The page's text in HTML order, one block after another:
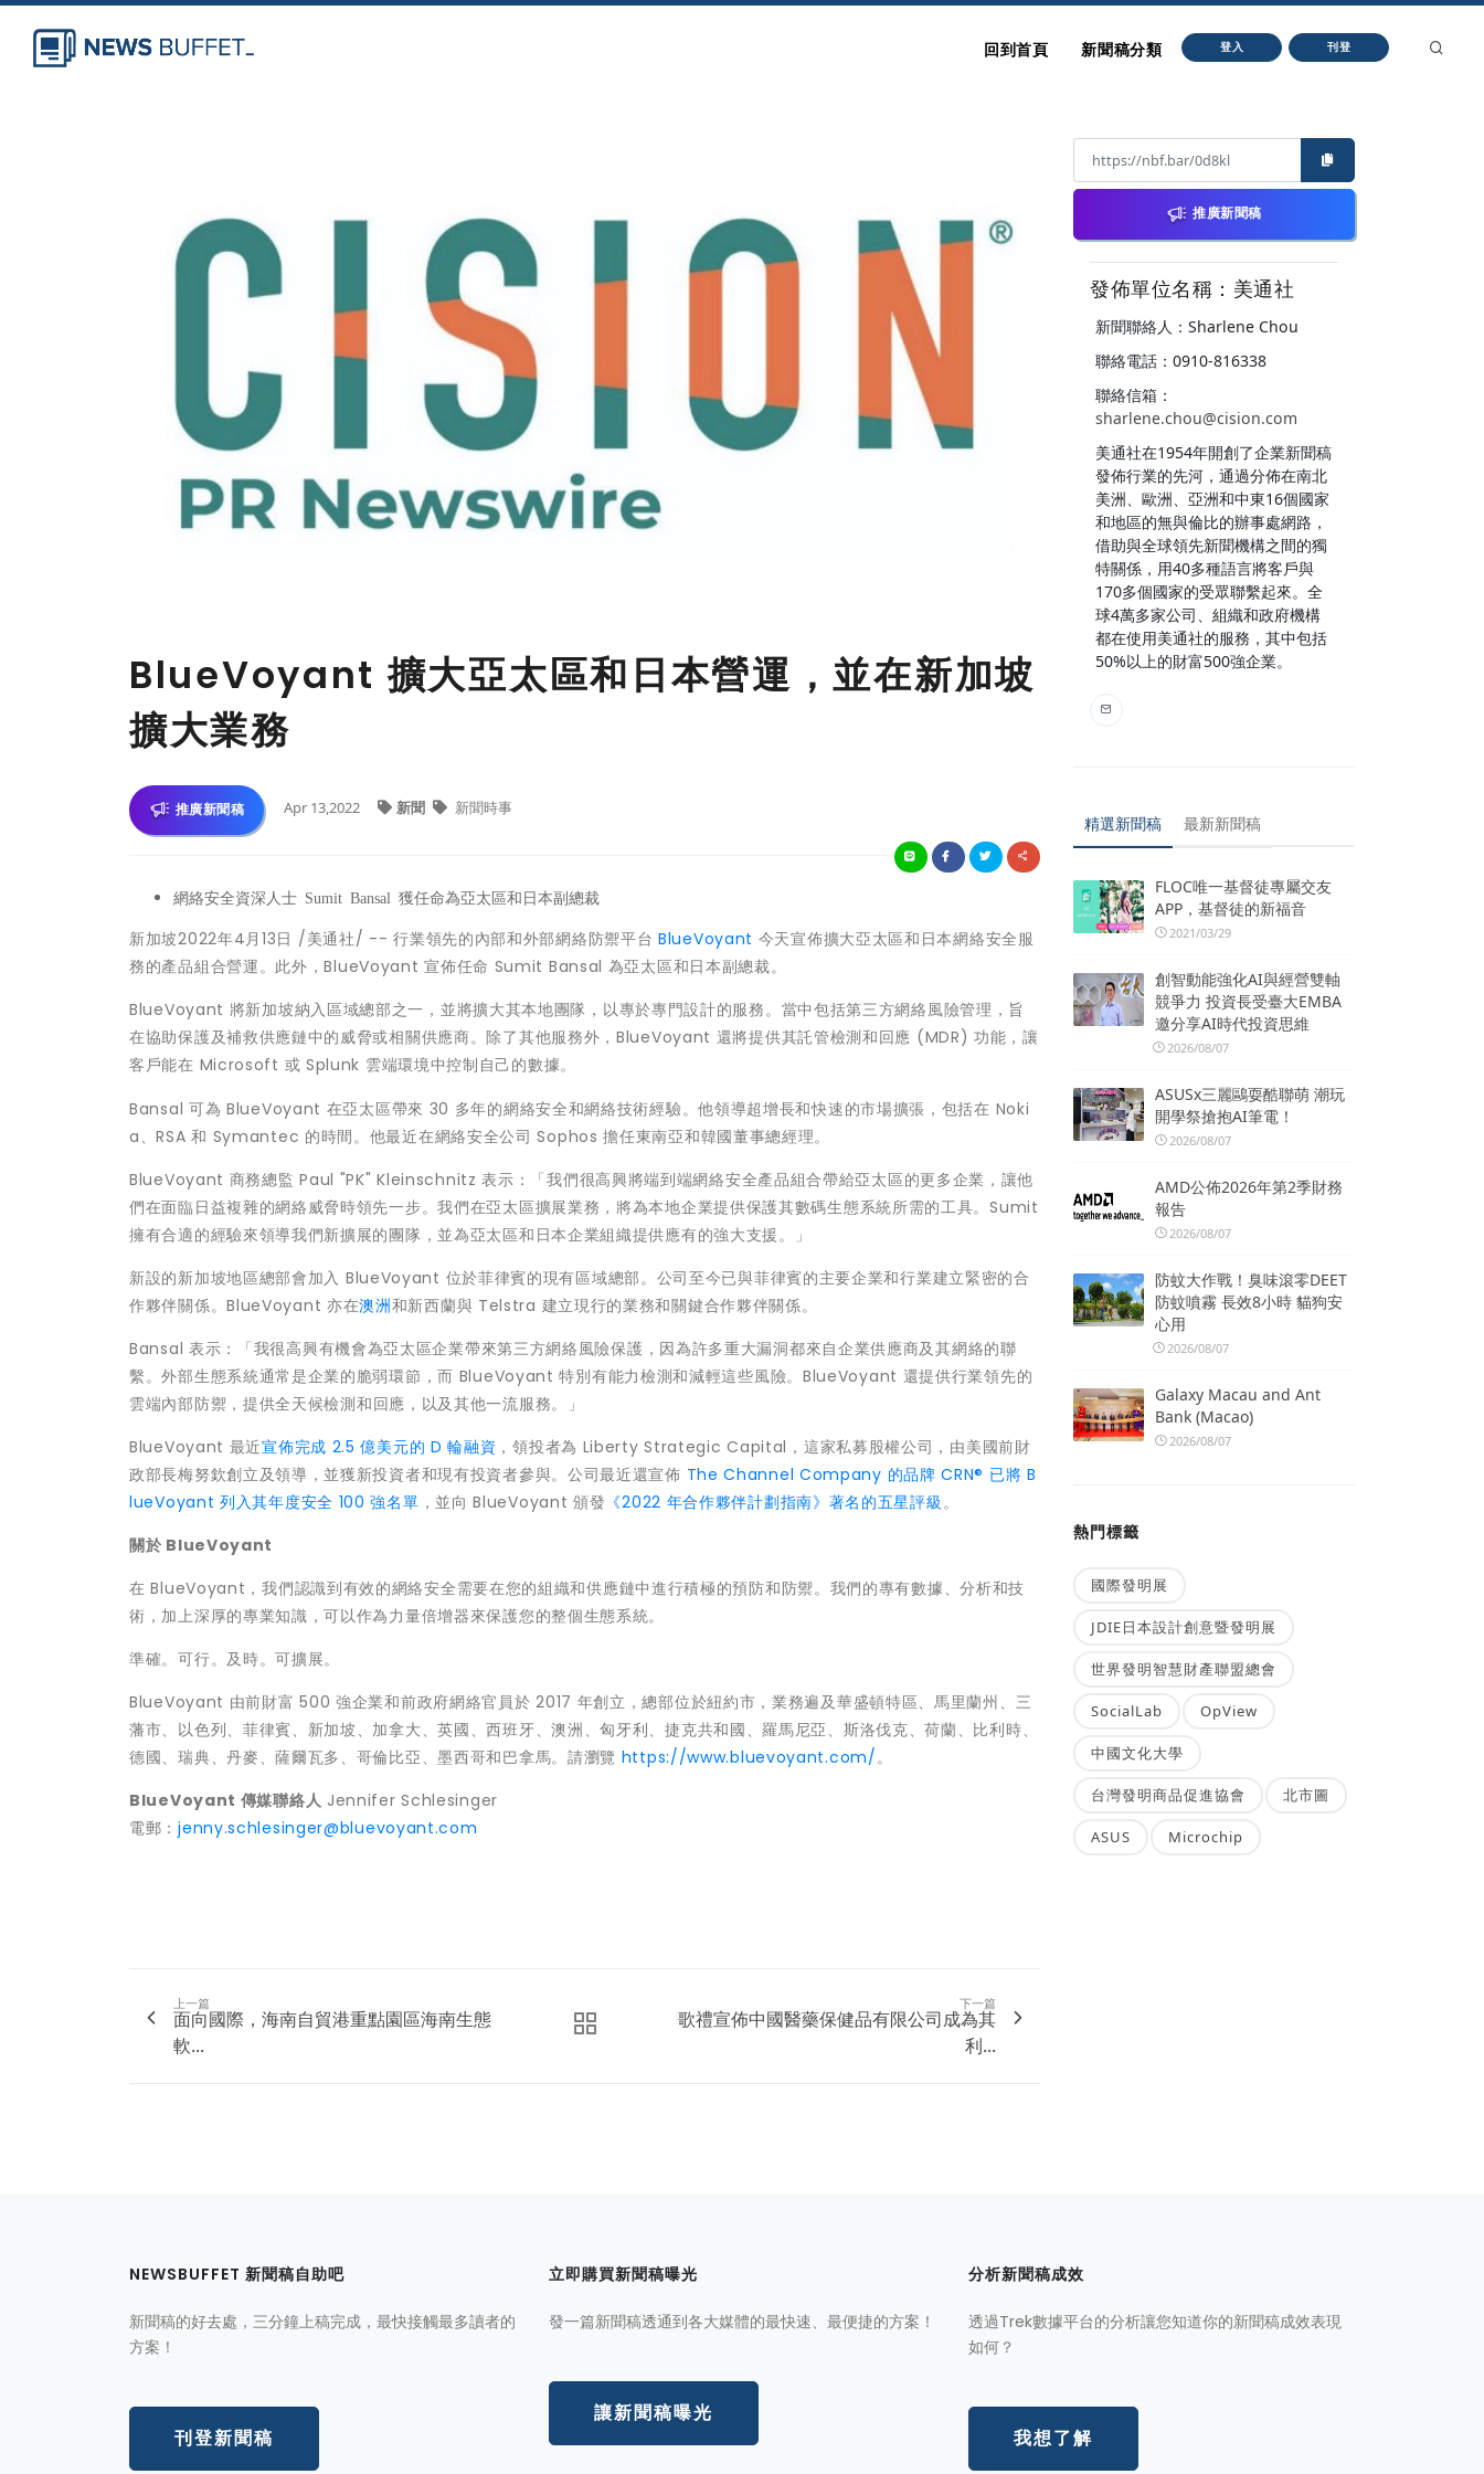
回到首頁 新聞稿分類 登入 刊登
BlueVoyant 擴大亞太區和日本營運，並在新加坡
擴大業務
推廣新聞稿 Apr 13,2022 新聞 新聞時事
網絡安全資深人士 Sumit Bansal 獲任命為亞太區和日本副總裁
新加坡2022年4月13日 /美通社/ --行業領先的內部和外部網絡防禦平台 BlueVoyant 今天宣佈擴大亞太區和日本網絡安全服
務的產品組合營運。此外，BlueVoyant宣佈任命 Sumit Bansal 為亞太區和日本副總裁。
BlueVoyant 將新加坡納入區域總部之一，並將擴大其本地團隊，以專於專門設計的服務。當中包括第三方網絡風險管理，旨
在協助保護及補救供應鏈中的威脅或相關供應商。除了其他服務外，BlueVoyant 還將提供其託管檢測和回應 (MDR)功能，讓
客戶能在 Microsoft 或 Splunk 雲端環境中控制自己的數據。
Bansal 可為 BlueVoyant 在亞太區帶來 30 多年的網絡安全和網絡技術經驗。他領導超增長和快速的市場擴張，包括在 Noki
a 、RSA和 Symantec 的時間。他最近在網絡安全公司 Sophos擔任東南亞和韓國董事總經理。
BlueVoyant 商務總監 Paul "PK" Kleinschnitz表示：「我們很高興將端到端網絡安全產品組合帶給亞太區的更多企業，讓他
們在面臨日益複雜的網絡威脅時領先一步。我們在亞太區擴展業務，將為本地企業提供保護其數碼生態系統所需的工具。Sumit
擁有合適的經驗來領導我們新擴展的團隊，並為亞太區和日本企業組織提供應有的強大支援。」
新設的新加坡地區總部會加入 BlueVoyant 位於菲律賓的現有區域總部。公司至今已與菲律賓的主要企業和行業建立緊密的合
作夥伴關係。BlueVoyant 亦在澳洲和新西蘭與 Telstra 建立現行的業務和關鍵合作夥伴關係。
Bansal 表示：「我很高興有機會為亞太區企業帶來第三方網絡風險保護，因為許多重大漏洞都來自企業供應商及其網絡的聯
繫。外部生態系統通常是企業的脆弱環節，而 BlueVoyant特別有能力檢測和減輕這些風險。 BlueVoyant 還提供行業領先的
雲端內部防禦，提供全天候檢測和回應，以及其他一流服務。」
BlueVoyant 最近宣佈完成 2.5億美元的 D輪融資 ，領投者為 Liberty Strategic Capital ，這家私募股權公司，由美國前財
政部長梅努欽創立及領導，並獲新投資者和現有投資者參與。公司最近還宣佈 The Channel Company 的品牌 CRN® 已將 B
lueVoyant 列入其年度安全 100強名單 ，並向 BlueVoyant頒發 《2022 年合作夥伴計劃指南》著名的五星評級 。
關於 BlueVoyant
在 BlueVoyant ，我們認識到有效的網絡安全需要在您的組織和供應鏈中進行積極的預防和防禦。我們的專有數據、分析和技
術，加上深厚的專業知識，可以作為力量倍增器來保護您的整個生態系統。
準確。可行。及時。可擴展。
BlueVoyant 由前財富 500強企業和前政府網絡官員於 2017 年創立，總部位於紐約市，業務遍及華盛頓特區、馬里蘭州、三
藩市、以色列、菲律賓、新加坡、加拿大、英國、西班牙、澳洲、匈牙利、捷克共和國、羅馬尼亞、斯洛伐克、荷蘭、比利時、
德國、瑞典、丹麥、薩爾瓦多、哥倫比亞、墨西哥和巴拿馬。請瀏覽 https://www.bluevoyant.com/。
BlueVoyant 傳媒聯絡人 Jennifer Schlesinger
電郵：jenny.schlesinger@bluevoyant.com
上一篇
面向國際，海南自貿港重點園區海南生態
軟...
下一篇
歌禮宣佈中國醫藥保健品有限公司成為其
利...
推廣新聞稿
發佈單位名稱：美通社
新聞聯絡人：Sharlene Chou
聯絡電話：0910-816338
聯絡信箱：
sharlene.chou@cision.com
美通社在1954年開創了企業新聞稿
發佈行業的先河，通過分佈在南北
美洲、歐洲、亞洲和中東16個國家
和地區的無與倫比的辦事處網路，
借助與全球領先新聞機構之間的獨
特關係，用40多種語言將客戶與
170多個國家的受眾聯繫起來。全
球4萬多家公司、組織和政府機構
都在使用美通社的服務，其中包括
50%以上的財富500強企業。
精選新聞稿 最新新聞稿
FLOC唯一基督徒專屬交友
APP，基督徒的新福音
2021/03/29
創智動能強化AI與經營雙軸
競爭力 投資長受臺大EMBA
邀分享AI時代投資思維
2026/08/07
ASUSx三麗鷗耍酷聯萌 潮玩
開學祭搶抱AI筆電！
2026/08/07
AMD公佈2026年第2季財務
報告
2026/08/07
防蚊大作戰！臭味滾零DEET
防蚊噴霧 長效8小時 貓狗安
心用
2026/08/07
Galaxy Macau and Ant
Bank (Macao)
2026/08/07
熱門標籤
國際發明展
JDIE日本設計創意暨發明展
世界發明智慧財產聯盟總會
SocialLab OpView
中國文化大學
台灣發明商品促進協會 北市圖
ASUS Microchip
NEWSBUFFET 新聞稿自助吧
新聞稿的好去處，三分鐘上稿完成，最快接觸最多讀者的
方案！
刊登新聞稿
立即購買新聞稿曝光
發一篇新聞稿透通到各大媒體的最快速、最便捷的方案！
讓新聞稿曝光
分析新聞稿成效
透過Trek數據平台的分析讓您知道你的新聞稿成效表現
如何？
我想了解